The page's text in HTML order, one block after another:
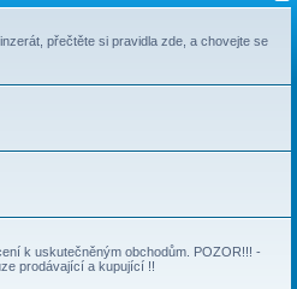
přečtěte si pravidla zde, a chovejte se
k uskutečněným obchodům. POZOR!!! -
prodávající a kupující !!